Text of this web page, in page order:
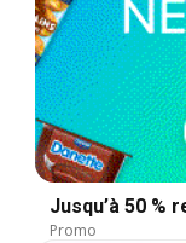
Jusqu’à 50 %
Promo